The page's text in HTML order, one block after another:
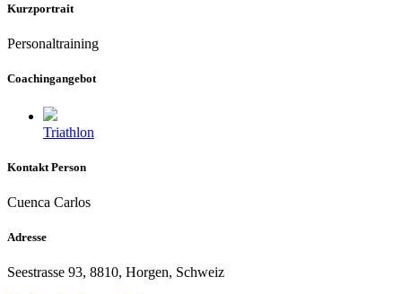
Kurzportrait
Personaltraining
Coachingangebot
Triathlon
Kontakt Person
Cuenca Carlos
Adresse
Seestrasse 93, 8810, Horgen, Schweiz